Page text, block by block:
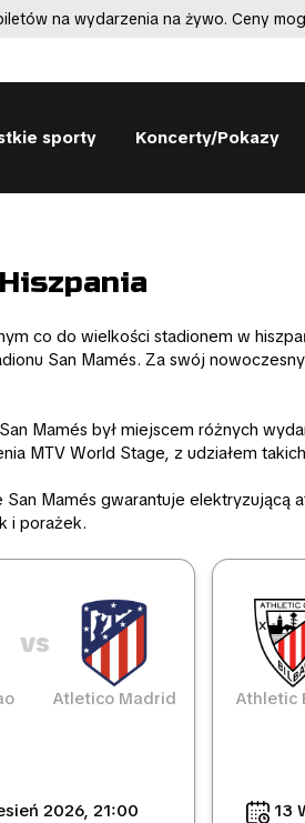
na wydarzenia na żywo. Ceny
sporty Koncerty/Pokazy
co do wielkości stadionem w
San Mamés. Za swój
Mamés był miejscem różnych
MTV World Stage, z udziałem
Mamés gwarantuje elektryzującą
i porażek.
vs
Atletico Madrid
2026, 21:00
Athletic
13